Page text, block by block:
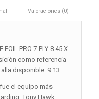
Valoraciones (0)
FOIL PRO 7-PLY 8.45 X
como referencia
disponible: 9.13.
el equipo más
Tony Hawk,